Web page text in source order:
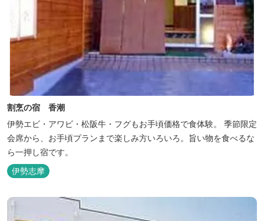
割烹の宿 香潮
伊勢エビ・アワビ・松阪牛・フグもお手頃価格で食体験。 季節限定
会席から、お手頃プランまで楽しみ方いろいろ。旨い物を食べるな
ら一押し宿です。
伊勢志摩